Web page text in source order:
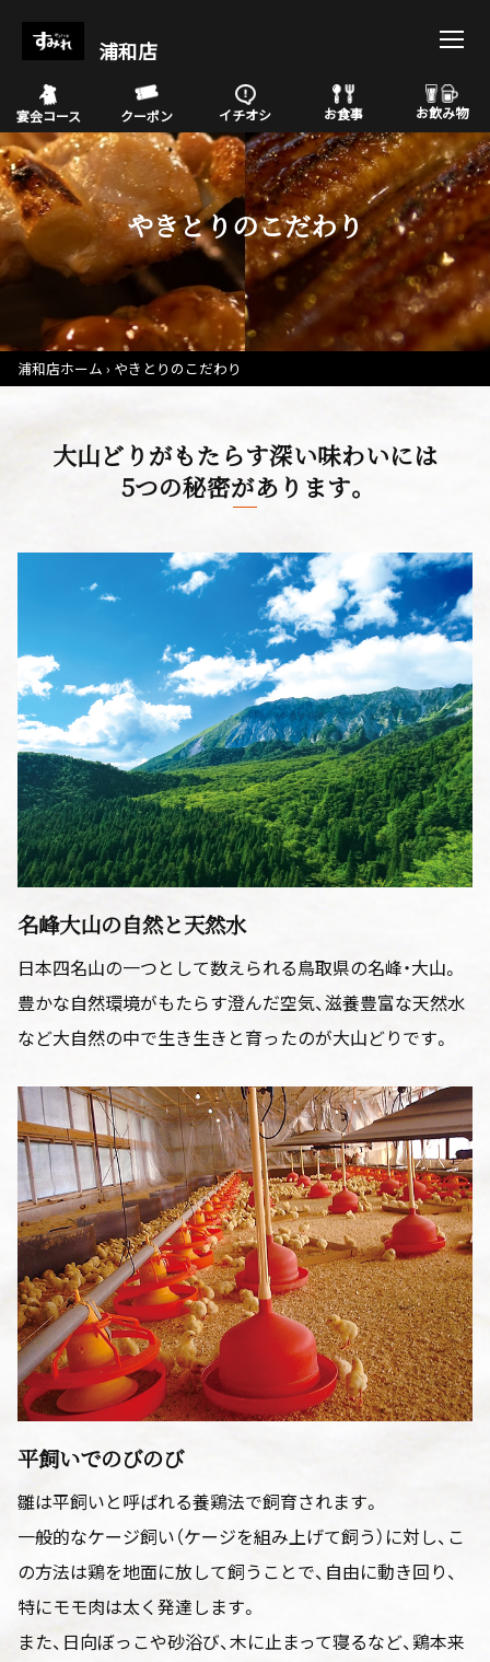
浦和店
宴会コース クーポン イチオシ お食事 お飲み物
やきとりのこだわり
浦和店ホーム やきとりのこだわり
大山どりがもたらす深い味わいには
5つの秘密があります。
名峰大山の自然と天然水
日本四名山の一つとして数えられる鳥取県の名峰・大山。
豊かな自然環境がもたらす澄んだ空気、滋養豊富な天然水
など大自然の中で生き生きと育ったのが大山どりです。
平飼いでのびのび
雛は平飼いと呼ばれる養鶏法で飼育されます。
一般的なケージ飼い（ケージを組み上げて飼う）に対し、こ
の方法は鶏を地面に放して飼うことで、自由に動き回り、
特にモモ肉は太く発達します。
また、日向ぼっこや砂浴び、木に止まって寝るなど、鶏本来